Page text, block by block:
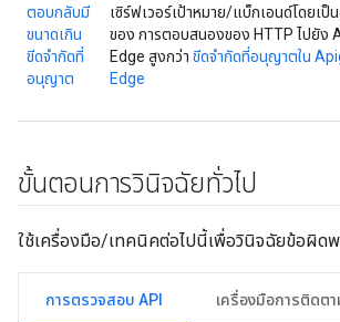
ตอบกลับมี
ขนาดเกิน
ขีดจำกัดที่
อนุญาต
เซิร์ฟเวอร์เป้าหมาย/แบ็กเอนด์โดยเป็
ของ การตอบสนองของ HTTP ไปยัง
Edge สูงกว่า ขีดจำกัดที่อนุญาตใน
Edge
ขั้นตอนการวินิจฉัยทั่วไป
ใช้เครื่องมือ/เทคนิคต่อไปนี้เพื่อวินิจฉัยข้อผิด
การตรวจสอบ API เครื่องมือการติดตา